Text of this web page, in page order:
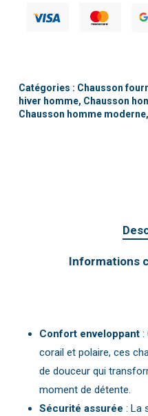
Catégories : Chausson
hiver homme, Chausson
Chausson homme moderne,
Informations
Confort enveloppant:
corail et polaire, ces
de douceur qui
moment de détente.
Sécurité assurée : La